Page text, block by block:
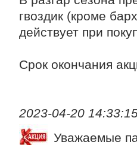
гвоздик (кроме
действует при
Срок окончания
2023-04-20
Уважаемые